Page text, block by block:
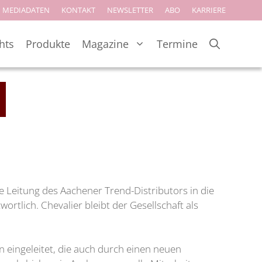
MEDIADATEN KONTAKT NEWSLETTER ABO KARRIERE
Produkte Magazine Termine
Leitung des Aachener Trend-Distributors in die
Chevalier bleibt der Gesellschaft als
die auch durch einen neuen